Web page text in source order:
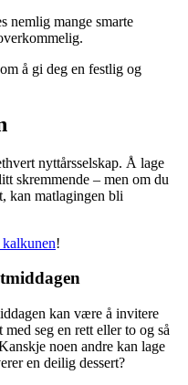
nemlig mange smarte
å gi deg en festlig og
nyttårsselskap. Å lage
skremmende ­– men om du
kan matlagingen bli
!
kan være å invitere
seg en rett eller to og så
noen andre kan lage
en deilig dessert?